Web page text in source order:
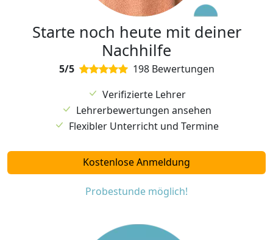
Starte noch heute mit deiner
Nachhilfe
5/5
198 Bewertungen
Verifizierte Lehrer
Lehrerbewertungen ansehen
Flexibler Unterricht und Termine
Kostenlose Anmeldung
Probestunde möglich!